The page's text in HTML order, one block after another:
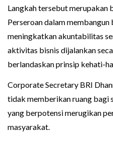
Langkah tersebut merupakan
Perseroan dalam
meningkatkan akuntabilitas
aktivitas bisnis dijalankan
berlandaskan prinsip kehati-
Corporate Secretary BRI
tidak memberikan ruang bagi
yang berpotensi merugikan
masyarakat.